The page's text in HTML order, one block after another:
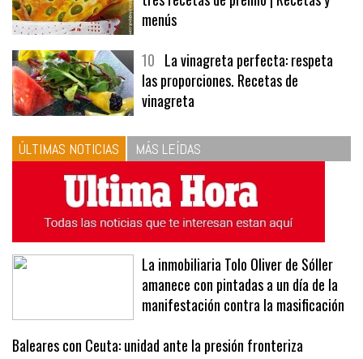
9Panecillos, gazpacho y bavarois,
tres recetas de premio | Recetas y
menús
10La vinagreta perfecta: respeta
las proporciones. Recetas de
vinagreta
ÚLTIMAS NOTICIAS MÁS LEÍDAS
La inmobiliaria Tolo Oliver de Sóller
amanece con pintadas a un día de la
manifestación contra la masificación